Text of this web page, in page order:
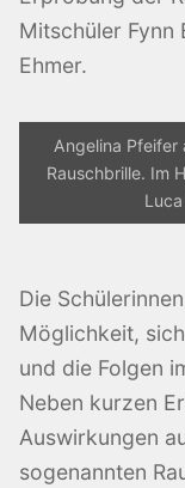
Angelina Pfeifer
Rauschbrille. Im
Die
Möglichkeit,
und die Folgen
Neben kurzen
Auswirkungen
sogenannten